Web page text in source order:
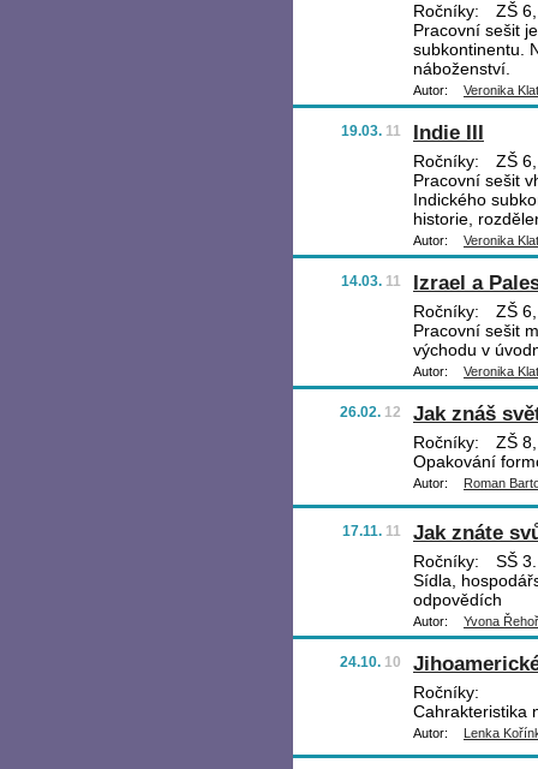
Ročníky:
ZŠ
Pracovní sešit
subkontinentu.
náboženství.
Autor: Veronika
19.03. 11 Indie III
Ročníky:
ZŠ
Pracovní sešit
Indického
historie,
Autor: Veronika
14.03. 11 Izrael a
Ročníky:
ZŠ
Pracovní sešit
východu v
Autor: Veronika
26.02. 12 Jak znáš
Ročníky:
ZŠ
Opakování
Autor: Roman
17.11. 11 Jak znáte
Ročníky:
SŠ
Sídla,
odpovědích
Autor: Yvona
24.10. 10
Ročníky:
Cahrakteristika
Autor: Lenka